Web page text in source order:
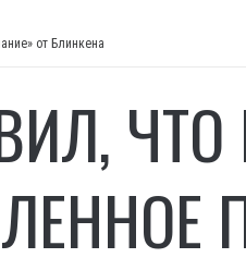
от Блинкена
ЧТО